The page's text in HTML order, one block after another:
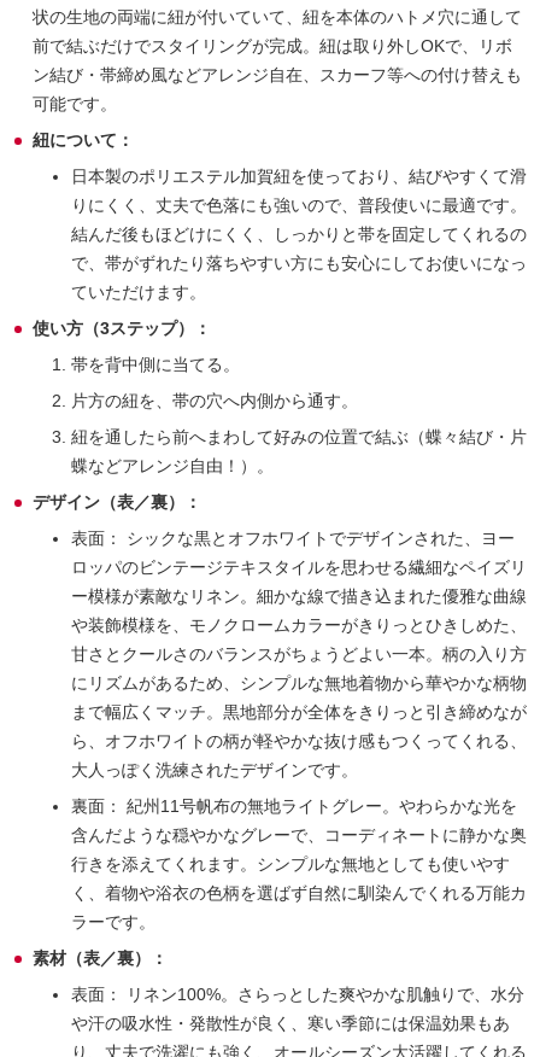
状の生地の両端に紐が付いていて、紐を本体のハトメ穴に通して
前で結ぶだけでスタイリングが完成。紐は取り外しOKで、リボ
ン結び・帯締め風などアレンジ自在、スカーフ等への付け替えも
可能です。
紐について：
日本製のポリエステル加賀紐を使っており、結びやすくて滑
りにくく、丈夫で色落にも強いので、普段使いに最適です。
結んだ後もほどけにくく、しっかりと帯を固定してくれるの
で、帯がずれたり落ちやすい方にも安心にしてお使いになっ
ていただけます。
使い方（3ステップ）：
帯を背中側に当てる。
片方の紐を、帯の穴へ内側から通す。
紐を通したら前へまわして好みの位置で結ぶ（蝶々結び・片
蝶などアレンジ自由！）。
デザイン（表／裏）：
表面：
シックな黒とオフホワイトでデザインされた、ヨー
ロッパのビンテージテキスタイルを思わせる繊細なペイズリ
ー模様が素敵なリネン。細かな線で描き込まれた優雅な曲線
や装飾模様を、モノクロームカラーがきりっとひきしめた、
甘さとクールさのバランスがちょうどよい一本。柄の入り方
にリズムがあるため、シンプルな無地着物から華やかな柄物
まで幅広くマッチ。黒地部分が全体をきりっと引き締めなが
ら、オフホワイトの柄が軽やかな抜け感もつくってくれる、
大人っぽく洗練されたデザインです。
裏面：
紀州11号帆布の無地ライトグレー。やわらかな光を
含んだような穏やかなグレーで、コーディネートに静かな奥
行きを添えてくれます。シンプルな無地としても使いやす
く、着物や浴衣の色柄を選ばず自然に馴染んでくれる万能カ
ラーです。
素材（表／裏）：
表面：
リネン100%。さらっとした爽やかな肌触りで、水分
や汗の吸水性・発散性が良く、寒い季節には保温効果もあ
り、丈夫で洗濯にも強く、オールシーズン大活躍してくれる